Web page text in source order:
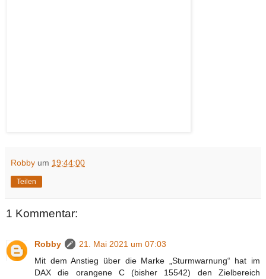
Robby um 19:44:00
Teilen
1 Kommentar:
Robby
21. Mai 2021 um 07:03
Mit dem Anstieg über die Marke „Sturmwarnung“ hat im
DAX die orangene C (bisher 15542) den Zielbereich